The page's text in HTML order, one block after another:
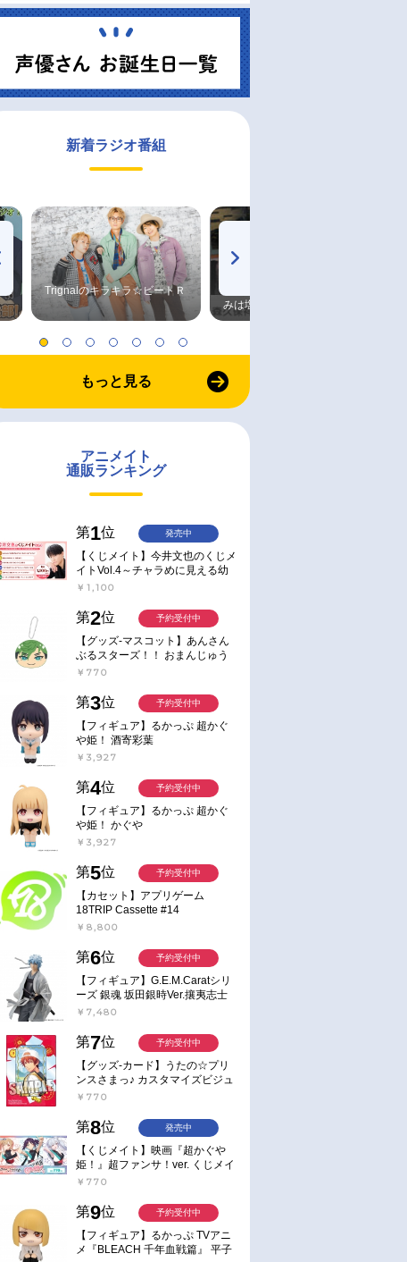
新着ラジオ番組
Trignalのキラキラ☆ビートＲ
みは塩だけ
もっと見る
アニメイト
通販ランキング
第1位
【くじメイト】今井文也のくじメ
イトVol.4～チャラめに見える幼
馴染、実は一途で独占欲が強いん
￥1,100
発売中
第2位
【グッズ-マスコット】あんさん
ぶるスターズ！！ おまんじゅう
にぎにぎマスコット ねくすと2
￥770
予約受付中
第3位
【フィギュア】るかっぷ 超かぐ
や姫！ 酒寄彩葉
￥3,927
予約受付中
第4位
【フィギュア】るかっぷ 超かぐ
や姫！ かぐや
￥3,927
予約受付中
第5位
【カセット】アプリゲーム
18TRIP Cassette #14
￥8,800
予約受付中
第6位
【フィギュア】G.E.M.Caratシリ
ーズ 銀魂 坂田銀時Ver.攘夷志士
完成品フィギュア
￥7,480
予約受付中
第7位
【グッズ-カード】うたの☆プリ
ンスさまっ♪ カスタマイズビジュ
アルカードコレクション Best
￥770
予約受付中
第8位
【くじメイト】映画『超かぐや
姫！』超ファンサ！ver. くじメイ
ト
￥770
発売中
第9位
【フィギュア】るかっぷ TVアニ
メ『BLEACH 千年血戦篇』 平子
予約受付中